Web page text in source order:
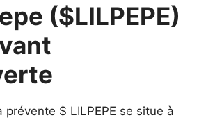
($LILPEPE)
prévente $ LILPEPE se situe à